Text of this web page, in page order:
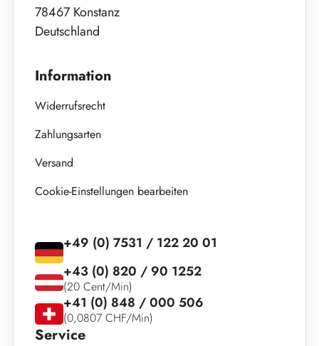
78467 Konstanz
Deutschland
Information
Widerrufsrecht
Zahlungsarten
Versand
Cookie-Einstellungen bearbeiten
Service
+49 (0) 7531 / 122 20 01
+43 (0) 820 / 90 1252
(20 Cent/Min)
+41 (0) 848 / 000 506
(0,0807 CHF/Min)